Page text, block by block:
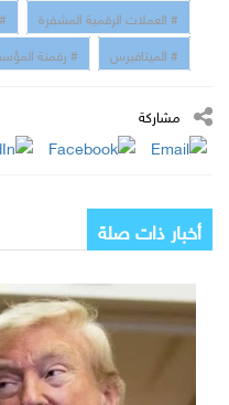
# العملات الرقمية المشفرة
# الميتافيرس
# رقمنة
مشاركة
أخبار ذات صلة